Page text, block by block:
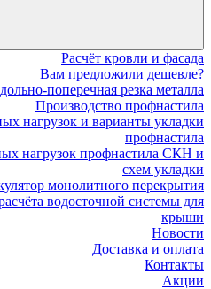
Расчёт кровли и фасада
Вам предложили дешевле?
поперечная резка металла
Производство профнастила
нагрузок и варианты укладки
профнастила
нагрузок профнастила СКН и
схем укладки
монолитного перекрытия
водосточной системы для
крыши
Новости
Доставка и оплата
Контакты
Акции